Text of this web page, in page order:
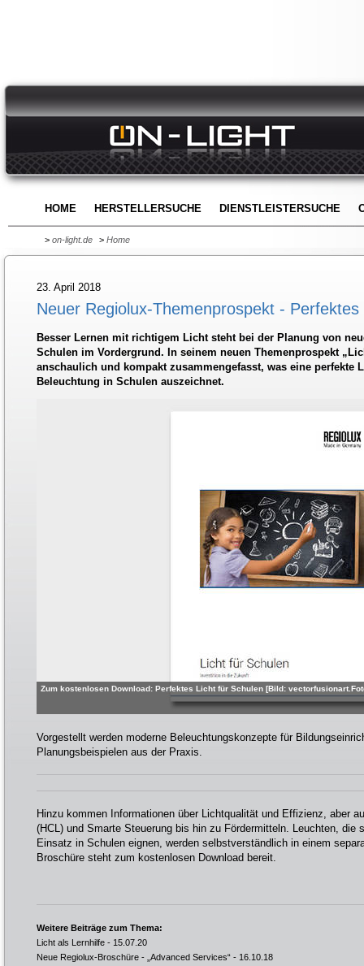
HOME HERSTELLERSUCHE DIENSTLEISTERSUCHE
> on-light.de > Home
23. April 2018
Neuer Regiolux-Themenprospekt -
Besser Lernen mit richtigem Licht steht bei der Planung von
Schulen im Vordergrund. In seinem neuen Themenprospekt
anschaulich und kompakt zusammengefasst, was eine perfekte
Beleuchtung in Schulen auszeichnet.
Zum kostenlosen Download: Perfektes Licht für Schulen [Bild:
Vorgestellt werden moderne Beleuchtungskonzepte für
Planungsbeispielen aus der Praxis.
Hinzu kommen Informationen über Lichtqualität und Effizienz, aber
(HCL) und Smarte Steuerung bis hin zu Fördermitteln. Leuchten, die
Einsatz in Schulen eignen, werden selbstverständlich in einem
Broschüre steht zum kostenlosen Download bereit.
Weitere Beiträge zum Thema:
Licht als Lernhilfe - 15.07.20
Neue Regiolux-Broschüre - „Advanced Services“ - 16.10.18